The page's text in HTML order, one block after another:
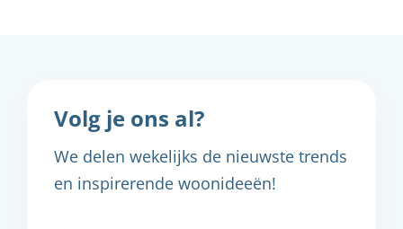
Volg je ons al?
We delen wekelijks de nieuwste trends
en inspirerende woonideeën!